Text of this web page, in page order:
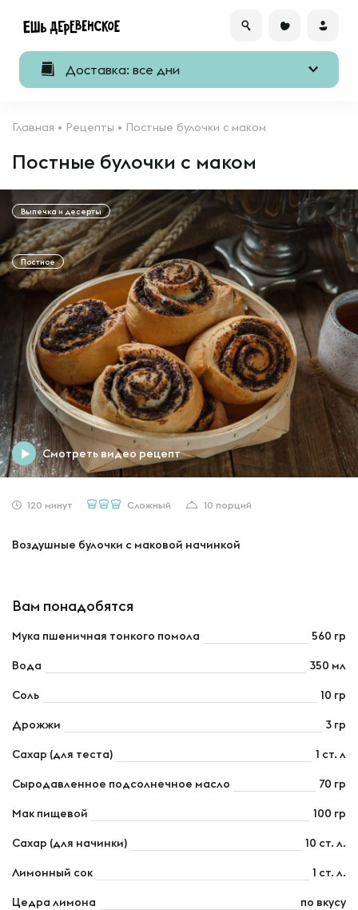
Доставка: все дни
Главная • Рецепты • Постные булочки с маком
Постные булочки с маком
Выпечка и десерты
Постное
Смотреть видео рецепт
120 минут Сложный 10 порций
Воздушные булочки с маковой начинкой
Вам понадобятся
Мука пшеничная тонкого помола 560 гр
Вода 350 мл
Соль 10 гр
Дрожжи 3 гр
Сахар (для теста) 1 ст. л
Сыродавленное подсолнечное масло 70 гр
Мак пищевой 100 гр
Сахар (для начинки) 10 ст. л.
Лимонный сок 1 ст. л.
Цедра лимона по вкусу